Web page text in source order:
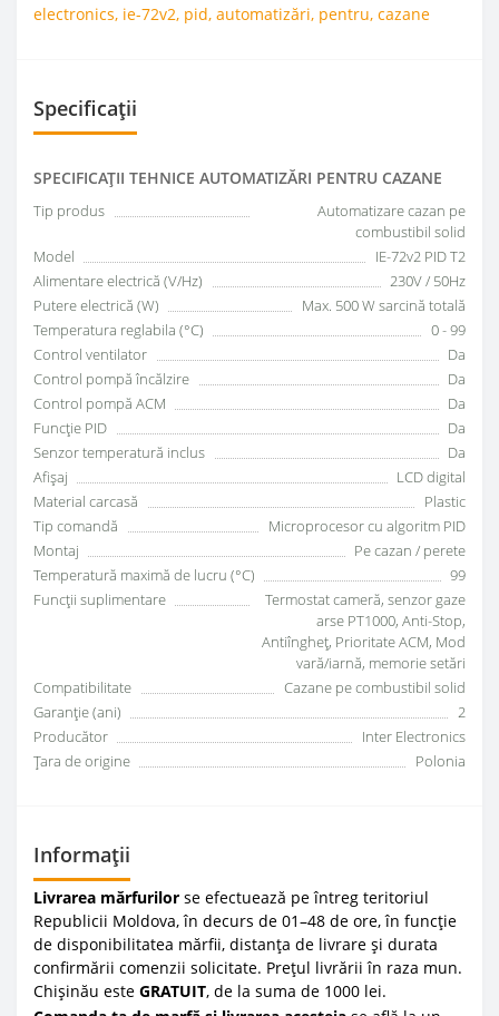
electronics, ie-72v2, pid, automatizări, pentru, cazane
Specificații
SPECIFICAŢII TEHNICE AUTOMATIZĂRI PENTRU CAZANE
Tip produs
Automatizare cazan pe
combustibil solid
Model
IE-72v2 PID T2
Alimentare electrică (V/Hz)
230V / 50Hz
Putere electrică (W)
Max. 500 W sarcină totală
Temperatura reglabila (°C)
0 - 99
Control ventilator
Da
Control pompă încălzire
Da
Control pompă ACM
Da
Funcție PID
Da
Senzor temperatură inclus
Da
Afișaj
LCD digital
Material carcasă
Plastic
Tip comandă
Microprocesor cu algoritm PID
Montaj
Pe cazan / perete
Temperatură maximă de lucru (°C)
99
Funcții suplimentare
Termostat cameră, senzor gaze
arse PT1000, Anti-Stop,
Antiîngheț, Prioritate ACM, Mod
vară/iarnă, memorie setări
Compatibilitate
Cazane pe combustibil solid
Garanție (ani)
2
Producător
Inter Electronics
Țara de origine
Polonia
Informații
Livrarea mărfurilor se efectuează pe întreg teritoriul
Republicii Moldova, în decurs de 01–48 de ore, în funcție
de disponibilitatea mărfii, distanța de livrare și durata
confirmării comenzii solicitate. Prețul livrării în raza mun.
Chișinău este GRATUIT, de la suma de 1000 lei.